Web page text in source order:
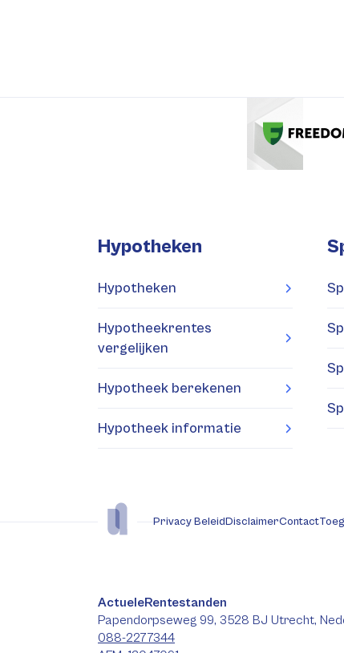
Hypotheken
Hypotheken
Hypotheekrentes
vergelijken
Hypotheek berekenen
Hypotheek informatie
Privacy BeleidDisclaimerContact
ActueleRentestanden
Papendorpseweg 99, 3528 BJ Utrecht,
088-2277344